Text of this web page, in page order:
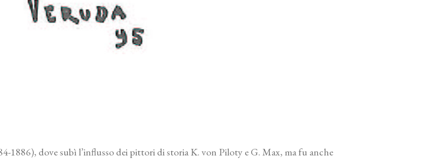
1886), dove subì l’influsso dei pittori di storia K. von Piloty e G. Max, ma fu anche